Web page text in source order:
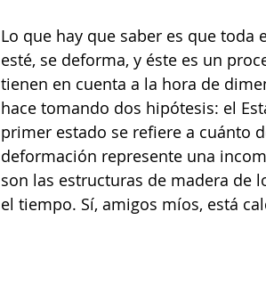
Lo que hay que saber es que
esté, se deforma, y éste es un
tienen en cuenta a la hora de
hace tomando dos hipótesis: el
primer estado se refiere a cuánto
deformación represente una
son las estructuras de madera de
el tiempo. Sí, amigos míos, está